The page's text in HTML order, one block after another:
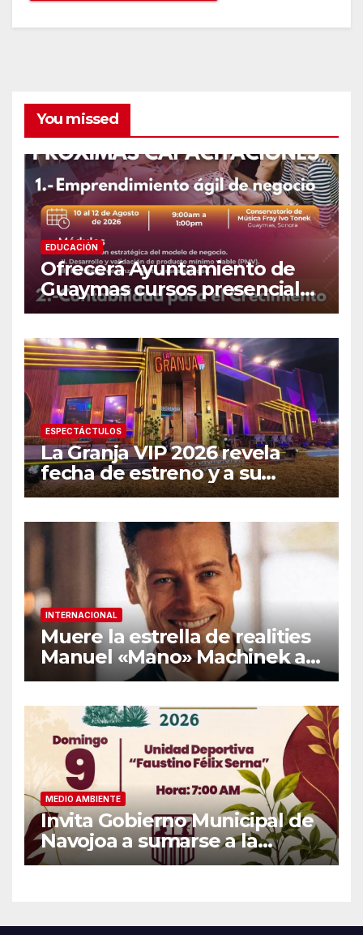
You missed
EDUCACIÓN
Ofrecerá Ayuntamiento de
Guaymas cursos presenciales
para emprendedores
ESPECTÁCTULOS
La Granja VIP 2026 revela
fecha de estreno y a su
primer famoso confirmado
INTERNACIONAL
Muere la estrella de realities
Manuel «Mano» Machinek a
los 37 años
MEDIO AMBIENTE
Invita Gobierno Municipal de
Navojoa a sumarse a la
Jornada Nacional de